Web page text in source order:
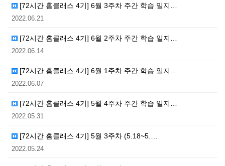
[72시간 홈클래스 4기] 6월 3주차 주간 학습 일지…
2022.06.21
[72시간 홈클래스 4기] 6월 2주차 주간 학습 일지…
2022.06.14
[72시간 홈클래스 4기] 6월 1주차 주간 학습 일지…
2022.06.07
[72시간 홈클래스 4기] 5월 4주차 주간 학습 일지…
2022.05.31
[72시간 홈클래스 4기] 5월 3주차 (5.18~5.…
2022.05.24